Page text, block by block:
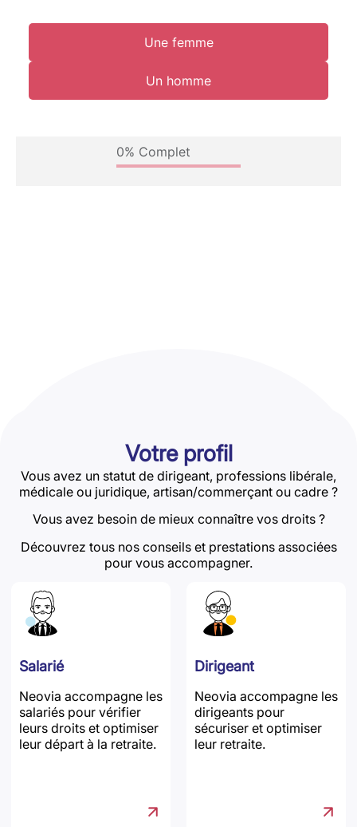
Votre profil
Vous avez un statut de dirigeant, professions libérale,
médicale ou juridique, artisan/commerçant ou cadre ?
Vous avez besoin de mieux connaître vos droits ?
Découvrez tous nos conseils et prestations associées
pour vous accompagner.
Salarié
Neovia accompagne les
salariés pour vérifier
leurs droits et optimiser
leur départ à la retraite.
Dirigeant
Neovia accompagne les
dirigeants pour
sécuriser et optimiser
leur retraite.